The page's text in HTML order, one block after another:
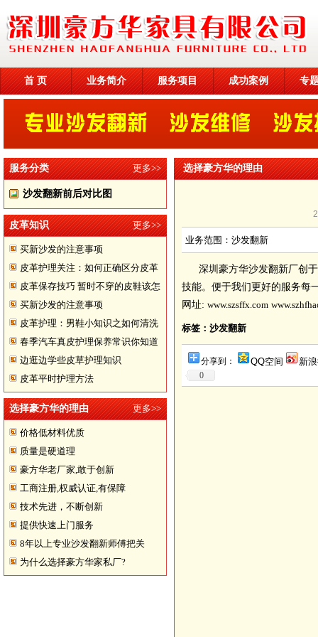
首 页 业务简介 服务项目 成功案例 专
服务分类 更多>>
沙发翻新前后对比图
皮革知识 更多>>
买新沙发的注意事项
皮革护理关注：如何正确区分皮革
皮革保存技巧 暂时不穿的皮鞋该怎
样储存
买新沙发的注意事项
皮革护理：男鞋小知识之如何清洗
翻皮皮鞋
春季汽车真皮护理保养常识你知道
多少
边逛边学些皮草护理知识
皮革平时护理方法
选择豪方华的理由 更多>>
价格低材料优质
质量是硬道理
豪方华老厂家,敢于创新
工商注册,权威认证,有保障
技术先进，不断创新
提供快速上门服务
8年以上专业沙发翻新师傅把关
为什么选择豪方华家私厂?
选择豪方华的理由
业务范围：沙发翻新
深圳豪方华沙发翻新厂创
技能。便于我们更好的服务每
网址: www.szsffx.com
标签：沙发翻新
分享到： QQ空间 新
0